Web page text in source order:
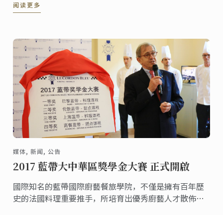
非常简单，易于操作！
阅读更多
媒体, 新闻, 公告
2017 藍帶大中華區獎學金大賽 正式開啟
國際知名的藍帶國際廚藝餐旅學院，不僅是擁有百年歷
史的法國料理重要推手，所培育出優秀廚藝人才散佈世